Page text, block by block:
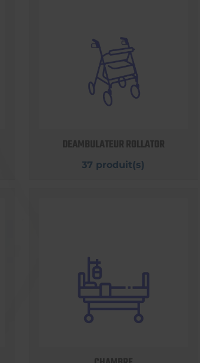
DEAMBULATEUR ROLLATOR
37 produit(s)